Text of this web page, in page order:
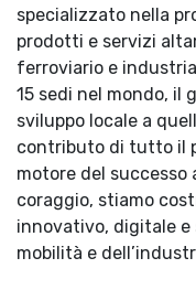
specializzato nella
prodotti e servizi
ferroviario e
15 sedi nel mondo, il
sviluppo locale a
contributo di tutto il
motore del successo
coraggio, stiamo
innovativo, digitale e
mobilità e